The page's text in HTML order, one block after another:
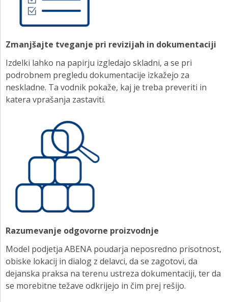
Zmanjšajte tveganje pri revizijah in dokumentaciji
Izdelki lahko na papirju izgledajo skladni, a se pri
podrobnem pregledu dokumentacije izkažejo za
neskladne. Ta vodnik pokaže, kaj je treba preveriti in
katera vprašanja zastaviti.
Razumevanje odgovorne proizvodnje
Model podjetja ABENA poudarja neposredno prisotnost,
obiske lokacij in dialog z delavci, da se zagotovi, da
dejanska praksa na terenu ustreza dokumentaciji, ter da
se morebitne težave odkrijejo in čim prej rešijo.